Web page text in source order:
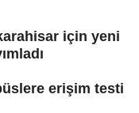
için yeni
erişim testi